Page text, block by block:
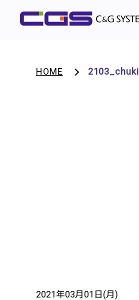
HOME 2103_chuki
2021年03月01日(月)